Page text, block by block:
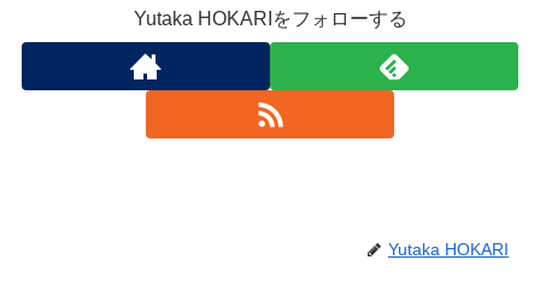
Yutaka HOKARIをフォローする
Yutaka HOKARI